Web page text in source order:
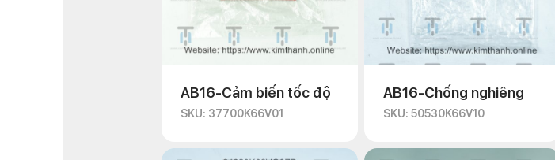
AB16-Cảm biến tốc độ
SKU: 37700K66V01
AB16-Chống nghiêng
SKU: 50530K66V10